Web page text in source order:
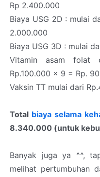
Rp 2.400.000
Biaya USG 2D : mulai
2.000.000
Biaya USG 3D : mulai
Vitamin asam folat
Rp.100.000 x 9 = Rp.
Vaksin TT mulai dari
Total biaya selama
8.340.000 (untuk
Banyak juga ya ^^,
melihat pertumbuhan